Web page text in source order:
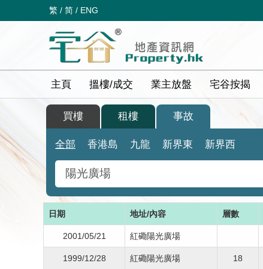
繁 / 简 / ENG
主頁 搵樓/成交 業主放盤 宅谷按揭
買樓 租樓 事故
全部 香港島 九龍 新界東 新界西
日期 地址/內容 層數
2001/05/21 紅磡陽光廣場
1999/12/28 紅磡陽光廣場 18